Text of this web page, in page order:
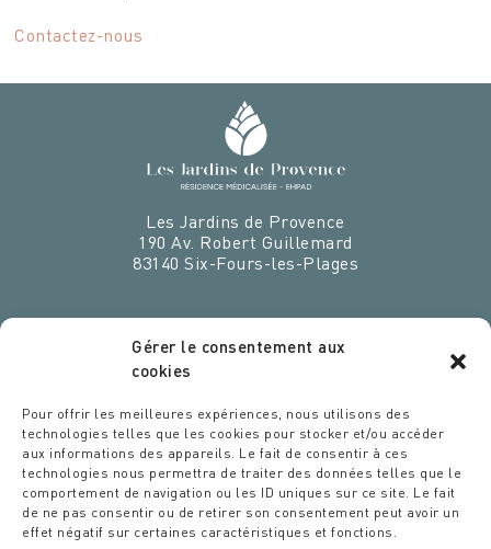
Gérer le consentement aux
cookies
Pour offrir les meilleures expériences, nous utilisons des
technologies telles que les cookies pour stocker et/ou accéder
aux informations des appareils. Le fait de consentir à ces
technologies nous permettra de traiter des données telles que le
comportement de navigation ou les ID uniques sur ce site. Le fait
de ne pas consentir ou de retirer son consentement peut avoir un
effet négatif sur certaines caractéristiques et fonctions.
Contactez-nous
Les Jardins de Provence
190 Av. Robert Guillemard
83140 Six-Fours-les-Plages
CHEZ NOUS
Espace recrutement
Des étoiles dans les assiettes
Politique ESG